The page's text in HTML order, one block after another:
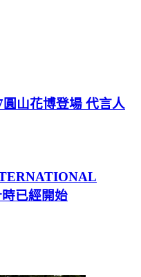
山花博登場 代言人
已經開始